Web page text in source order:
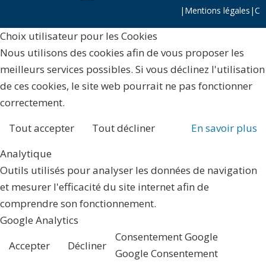
| Mentions légales |C
Choix utilisateur pour les Cookies
Nous utilisons des cookies afin de vous proposer les
meilleurs services possibles. Si vous déclinez l'utilisation
de ces cookies, le site web pourrait ne pas fonctionner
correctement.
Tout accepter
Tout décliner
En savoir plus
Analytique
Outils utilisés pour analyser les données de navigation
et mesurer l'efficacité du site internet afin de
comprendre son fonctionnement.
Google Analytics
Accepter
Décliner
Consentement Google
Google Consentement